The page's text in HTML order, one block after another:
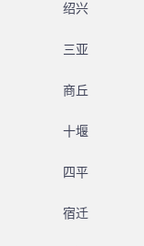
绍兴
三亚
商丘
十堰
四平
宿迁